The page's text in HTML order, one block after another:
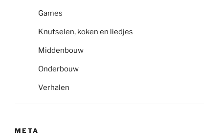
Games
Knutselen, koken en liedjes
Middenbouw
Onderbouw
Verhalen
META